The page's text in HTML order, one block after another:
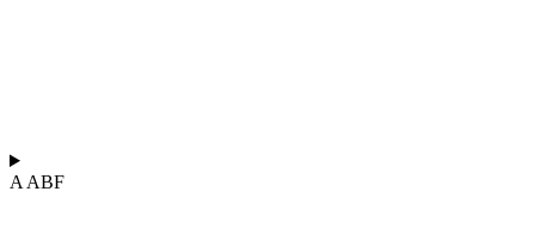
A ABF